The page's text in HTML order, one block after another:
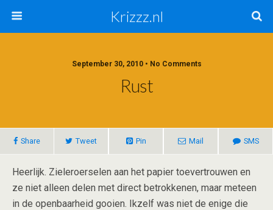
Krizzz.nl
September 30, 2010 • No Comments
Rust
Share Tweet Pin Mail SMS
Heerlijk. Zieleroerselen aan het papier toevertrouwen en
ze niet alleen delen met direct betrokkenen, maar meteen
in de openbaarheid gooien. Ikzelf was niet de enige die